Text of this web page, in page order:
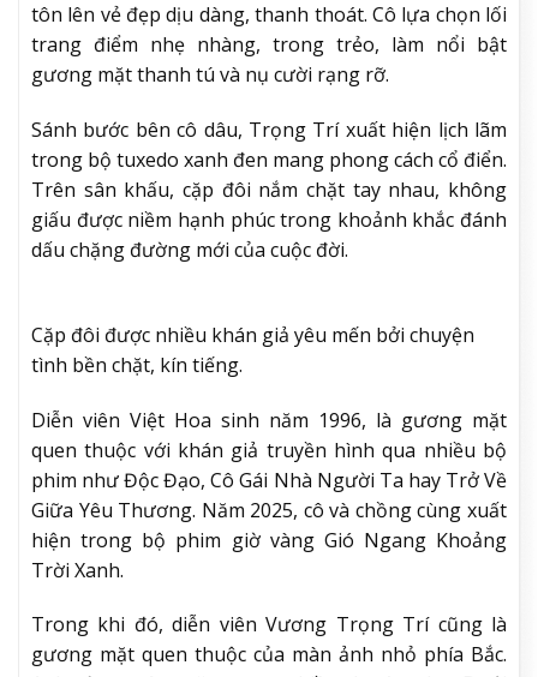
tôn lên vẻ đẹp dịu dàng, thanh thoát. Cô lựa chọn lối
trang điểm nhẹ nhàng, trong trẻo, làm nổi bật
gương mặt thanh tú và nụ cười rạng rỡ.
Sánh bước bên cô dâu, Trọng Trí xuất hiện lịch lãm
trong bộ tuxedo xanh đen mang phong cách cổ điển.
Trên sân khấu, cặp đôi nắm chặt tay nhau, không
giấu được niềm hạnh phúc trong khoảnh khắc đánh
dấu chặng đường mới của cuộc đời.
Cặp đôi được nhiều khán giả yêu mến bởi chuyện
tình bền chặt, kín tiếng.
Diễn viên Việt Hoa sinh năm 1996, là gương mặt
quen thuộc với khán giả truyền hình qua nhiều bộ
phim như Độc Đạo, Cô Gái Nhà Người Ta hay Trở Về
Giữa Yêu Thương. Năm 2025, cô và chồng cùng xuất
hiện trong bộ phim giờ vàng Gió Ngang Khoảng
Trời Xanh.
Trong khi đó, diễn viên Vương Trọng Trí cũng là
gương mặt quen thuộc của màn ảnh nhỏ phía Bắc.